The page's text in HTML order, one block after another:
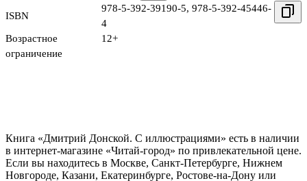
ISBN
978-5-392-39190-5, 978-5-392-45446-
4
Возрастное
ограничение
12+
Книга «Дмитрий Донской. С иллюстрациями» есть в наличии
в интернет-магазине «Читай-город» по привлекательной цене.
Если вы находитесь в Москве, Санкт-Петербурге, Нижнем
Новгороде, Казани, Екатеринбурге, Ростове-на-Дону или